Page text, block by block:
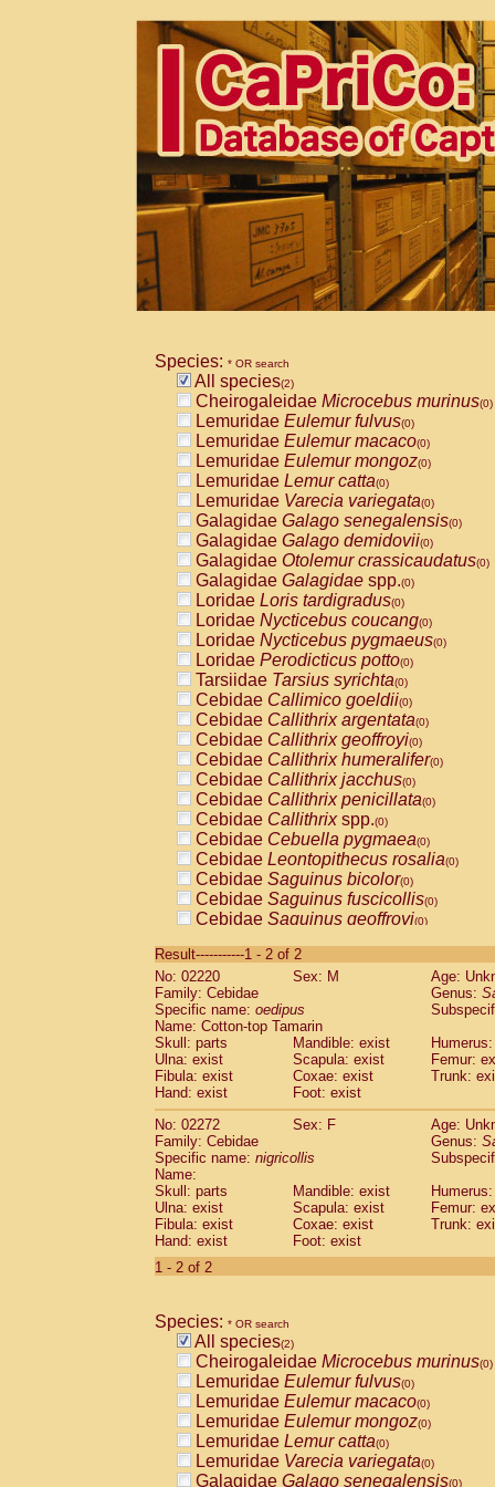
Species: * OR search
All species(2)
Cheirogaleidae Microcebus murinus(0)
Lemuridae Eulemur fulvus(0)
Lemuridae Eulemur macaco(0)
Lemuridae Eulemur mongoz(0)
Lemuridae Lemur catta(0)
Lemuridae Varecia variegata(0)
Galagidae Galago senegalensis(0)
Galagidae Galago demidovii(0)
Galagidae Otolemur crassicaudatus(0)
Galagidae Galagidae spp.(0)
Loridae Loris tardigradus(0)
Loridae Nycticebus coucang(0)
Loridae Nycticebus pygmaeus(0)
Loridae Perodicticus potto(0)
Tarsiidae Tarsius syrichta(0)
Cebidae Callimico goeldii(0)
Cebidae Callithrix argentata(0)
Cebidae Callithrix geoffroyi(0)
Cebidae Callithrix humeralifer(0)
Cebidae Callithrix jacchus(0)
Cebidae Callithrix penicillata(0)
Cebidae Callithrixspp.(0)
Cebidae Cebuella pygmaea(0)
Cebidae Leontopithecus rosalia(0)
Cebidae Saguinus bicolor(0)
Cebidae Saguinus fuscicollis(0)
Cebidae Saguinus geoffroyi(0)
CebidaeSaguinus labiatus(0)
Cebidae Saguinus leucopus (0)
Cebidae
CebidaeSaguinus mystax
Cebidae Saguinus nigricollis (1)
Cebidae Saguinus oedipus
Cebidae Saguinus weddelli
Cebidae Saguinusspp.
Cebidae Aotus trivirgatus
Cebidae
CebidaeCebus apella
Cebidae
Cebidae Cebus nigrivittatus
Cebidae Cebusspp.(0)
Cebidae Saimiri boliviensis
CebidaeSaimiri sciureus(0)
AtelidaeAlouatta caraya(0)
Atelidae Alouatta seniculus
AtelidaeAlouatta
AtelidaeAteles belzebuth(0)
AtelidaeAteles geoffroyi(0)
AtelidaeAteles paniscus(0)
AtelidaeAtelesspp. (0)
AtelidaeLagothrix lagothricha
AtelidaeLagothrix lagothricha cana
PitheciidaeCacajao calvus
Result-----------1 - 2 of 2
No: 02220
Sex: M
Age:
Family: Cebidae
Genus:
Specific name: oedipus
Name: Cotton-top Tamarin
Skull: parts
Mandible: exist
Ulna: exist
Scapula: exist
Femur:
Fibula: exist
Coxae: exist
Trunk:
Hand: exist
Foot: exist
No: 02272
Sex: F
Age:
Family: Cebidae
Genus:
Specific name: nigricollis
Name:
Skull: parts
Mandible: exist
Ulna: exist
Scapula: exist
Femur:
Fibula: exist
Coxae: exist
Trunk:
Hand: exist
Foot: exist
1 - 2 of 2
Species: * OR search
All species(2)
Cheirogaleidae Microcebus murinus(0)
Lemuridae Eulemur fulvus(0)
Lemuridae Eulemur macaco(0)
Lemuridae Eulemur mongoz(0)
Lemuridae Lemur catta(0)
Lemuridae Varecia variegata(0)
Galagidae Galago senegalensis(0)